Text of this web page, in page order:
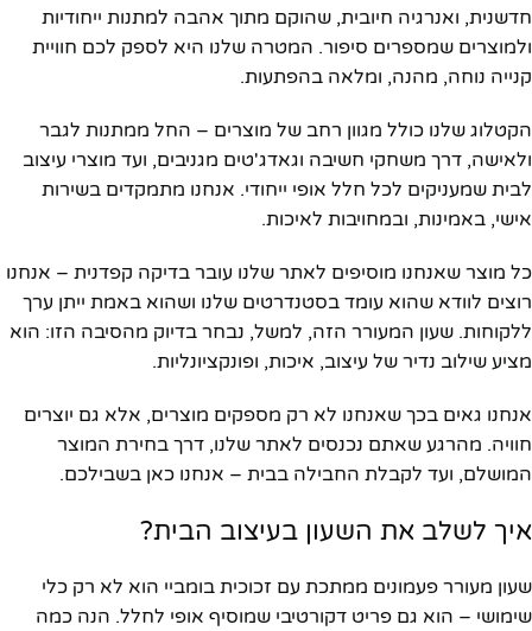
חדשנית, ואנרגיה חיובית, שהוקם מתוך אהבה למתנות ייחודיות
ולמוצרים שמספרים סיפור. המטרה שלנו היא לספק לכם חוויית
קנייה נוחה, מהנה, ומלאה בהפתעות.
הקטלוג שלנו כולל מגוון רחב של מוצרים – החל ממתנות לגבר
ולאישה, דרך משחקי חשיבה וגאדג'טים מגניבים, ועד מוצרי עיצוב
לבית שמעניקים לכל חלל אופי ייחודי. אנחנו מתמקדים בשירות
אישי, באמינות, ובמחויבות לאיכות.
כל מוצר שאנחנו מוסיפים לאתר שלנו עובר בדיקה קפדנית – אנחנו
רוצים לוודא שהוא עומד בסטנדרטים שלנו ושהוא באמת ייתן ערך
ללקוחות. שעון המעורר הזה, למשל, נבחר בדיוק מהסיבה הזו: הוא
מציע שילוב נדיר של עיצוב, איכות, ופונקציונליות.
אנחנו גאים בכך שאנחנו לא רק מספקים מוצרים, אלא גם יוצרים
חוויה. מהרגע שאתם נכנסים לאתר שלנו, דרך בחירת המוצר
המושלם, ועד לקבלת החבילה בבית – אנחנו כאן בשבילכם.
איך לשלב את השעון בעיצוב הבית?
שעון מעורר פעמונים ממתכת עם זכוכית בומביי הוא לא רק כלי
שימושי – הוא גם פריט דקורטיבי שמוסיף אופי לחלל. הנה כמה